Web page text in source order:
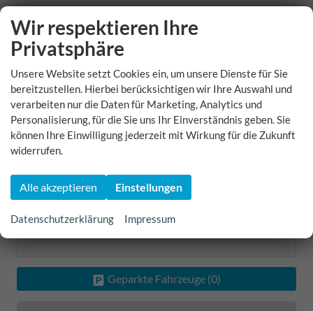
Allradantrieb
Tempomat automatisch (ACC)(1)
Anhängerkupplung(0)
2 Ergebnisse anzeigen
Geparkte Fahrzeuge (0)
Wir respektieren Ihre
Privatsphäre
Unsere Website setzt Cookies ein, um unsere Dienste für Sie
bereitzustellen. Hierbei berücksichtigen wir Ihre Auswahl und
verarbeiten nur die Daten für Marketing, Analytics und
Personalisierung, für die Sie uns Ihr Einverständnis geben. Sie
können Ihre Einwilligung jederzeit mit Wirkung für die Zukunft
widerrufen.
Alle akzeptieren Einstellungen
Datenschutzerklärung Impressum